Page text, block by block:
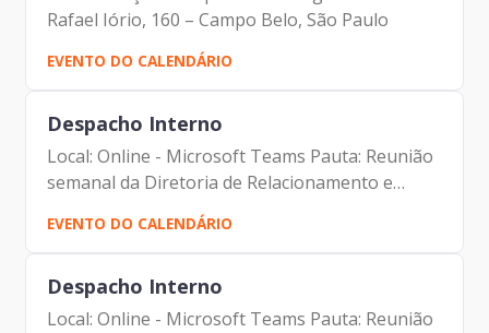
Rafael Iório, 160 – Campo Belo, São Paulo
EVENTO DO CALENDÁRIO
Despacho Interno
Local: Online - Microsoft Teams Pauta: Reunião
semanal da Diretoria de Relacionamento e
Inteligência de Mercado Participantes: -
Francisco Forbes – Presidente | Prodam-SP -
André Tomiatto -...
EVENTO DO CALENDÁRIO
Despacho Interno
Local: Online - Microsoft Teams Pauta: Reunião